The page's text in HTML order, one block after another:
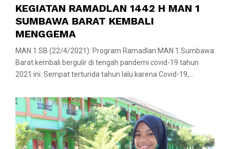
KEGIATAN RAMADLAN 1442 H MAN 1
SUMBAWA BARAT KEMBALI
MENGGEMA
MAN 1 SB (22/4/2021). Program Ramadlan MAN 1 Sumbawa
Barat kembali bergulir di tengah pandemi covid-19 tahun
2021 ini. Sempat tertunda tahun lalu karena Covid-19,...